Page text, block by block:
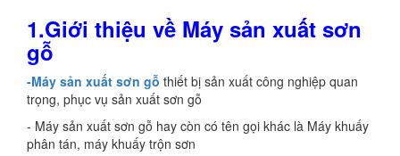
1.Giới thiệu về Máy sản xuất sơn
gỗ
-Máy sản xuất sơn gỗ thiết bị sản xuất công nghiệp quan
trọng, phục vụ sản xuất sơn gỗ
- Máy sản xuất sơn gỗ hay còn có tên gọi khác là Máy khuấy
phân tán, máy khuấy trộn sơn